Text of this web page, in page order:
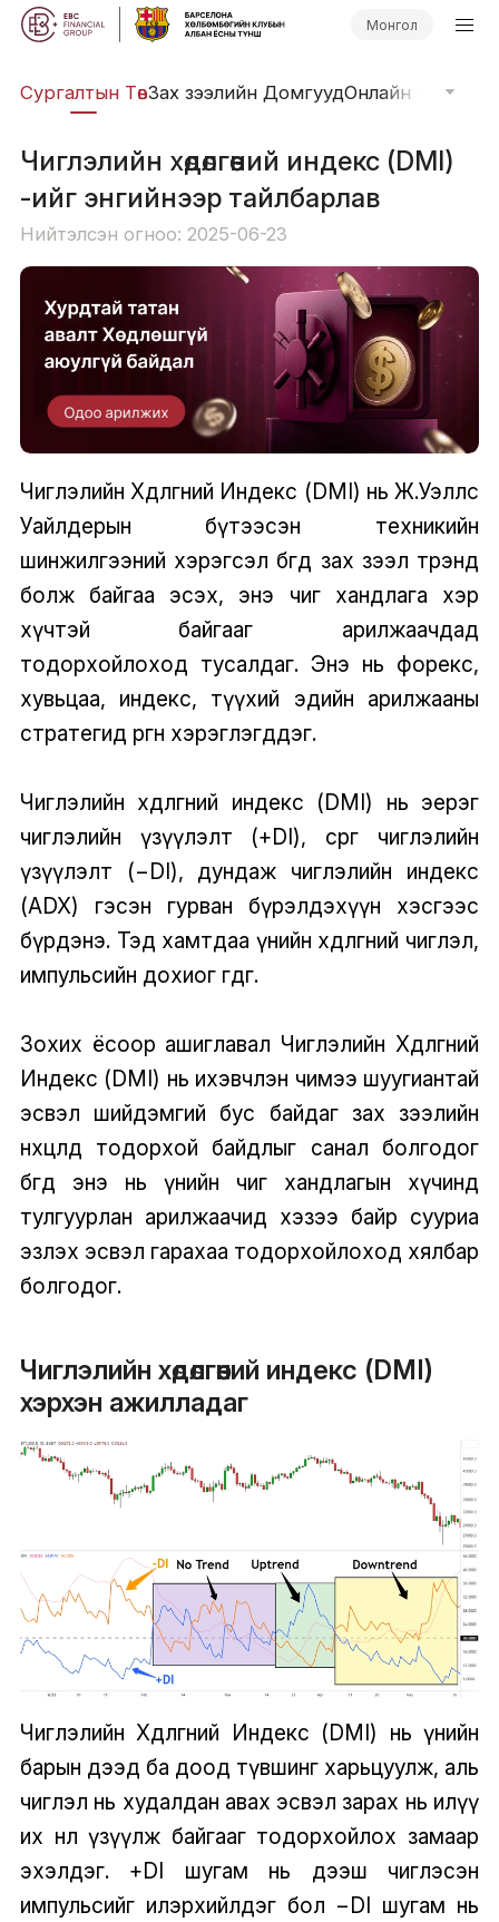
Монгол
Сургалтын ТөвЗах зээлийн ДомгуудОнлайн
Чиглэлийн хөдөлгөөний индекс (DMI)
-ийг энгийнээр тайлбарлав
Нийтэлсэн огноо: 2025-06-23
Чиглэлийн Хөдөлгөөний Индекс (DMI) нь Ж.Уэллс
Уайлдерын бүтээсэн техникийн
шинжилгээний хэрэгсэл бөгөөд зах зээл трэнд
болж байгаа эсэх, энэ чиг хандлага хэр
хүчтэй байгааг арилжаачдад
тодорхойлоход тусалдаг. Энэ нь форекс,
хувьцаа, индекс, түүхий эдийн арилжааны
стратегид өргөн хэрэглэгддэг.
Чиглэлийн хөдөлгөөний индекс (DMI) нь эерэг
чиглэлийн үзүүлэлт (+DI), сөрөг чиглэлийн
үзүүлэлт (−DI), дундаж чиглэлийн индекс
(ADX) гэсэн гурван бүрэлдэхүүн хэсгээс
бүрдэнэ. Тэд хамтдаа үнийн хөдөлгөөний чиглэл,
импульсийн дохиог өгдөг.
Зохих ёсоор ашиглавал Чиглэлийн Хөдөлгөөний
Индекс (DMI) нь ихэвчлэн чимээ шуугиантай
эсвэл шийдэмгий бус байдаг зах зээлийн
нөхцөлд тодорхой байдлыг санал болгодог
бөгөөд энэ нь үнийн чиг хандлагын хүчинд
тулгуурлан арилжаачид хэзээ байр сууриа
эзлэх эсвэл гарахаа тодорхойлоход хялбар
болгодог.
Чиглэлийн хөдөлгөөний индекс (DMI)
хэрхэн ажилладаг
Чиглэлийн Хөдөлгөөний Индекс (DMI) нь үнийн
барын дээд ба доод түвшинг харьцуулж, аль
чиглэл нь худалдан авах эсвэл зарах нь илүү
их нөлөө үзүүлж байгааг тодорхойлох замаар
эхэлдэг. +DI шугам нь дээш чиглэсэн
импульсийг илэрхийлдэг бол −DI шугам нь